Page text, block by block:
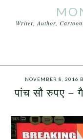
Writer, Author,
गैरकानूनी हुए पांच सौ
NOVEMBER 8, 2016
पांच सौ रुपए –